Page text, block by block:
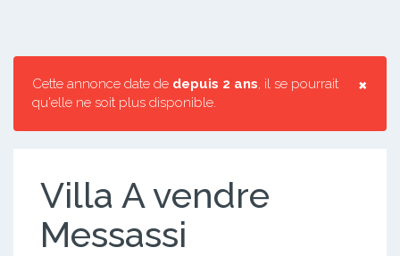
×
Cette annonce date de depuis 2 ans, il se pourrait
qu'elle ne soit plus disponible.
Villa A vendre
Messassi